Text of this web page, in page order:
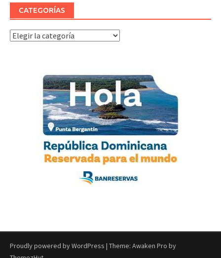
CATEGORÍAS
Categorías
Proudly powered by WordPress | Theme: Awaken Pro by